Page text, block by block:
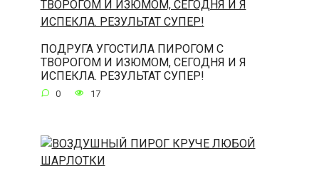
ПОДРУГА УГОСТИЛА ПИРОГОМ С
ТВОРОГОМ И ИЗЮМОМ, СЕГОДНЯ И Я
ИСПЕКЛА. РЕЗУЛЬТАТ СУПЕР!
0 17